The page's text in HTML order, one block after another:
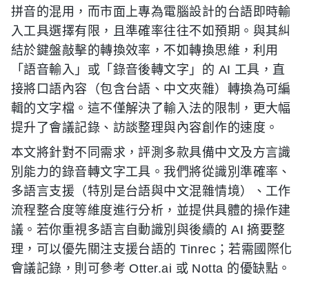
拼音的混用，而市面上專為電腦設計的台語即時輸
入工具選擇有限，且準確率往往不如預期。與其糾
結於鍵盤敲擊的轉換效率，不如轉換思維，利用
「語音輸入」或「錄音後轉文字」的 AI 工具，直
接將口語內容（包含台語、中文夾雜）轉換為可編
輯的文字檔。這不僅解決了輸入法的限制，更大幅
提升了會議記錄、訪談整理與內容創作的速度。
本文將針對不同需求，評測多款具備中文及方言識
別能力的錄音轉文字工具。我們將從識別準確率、
多語言支援（特別是台語與中文混雜情境）、工作
流程整合度等維度進行分析，並提供具體的操作建
議。若你重視多語言自動識別與後續的 AI 摘要整
理，可以優先關注支援台語的 Tinrec；若需國際化
會議記錄，則可參考 Otter.ai 或 Notta 的優缺點。